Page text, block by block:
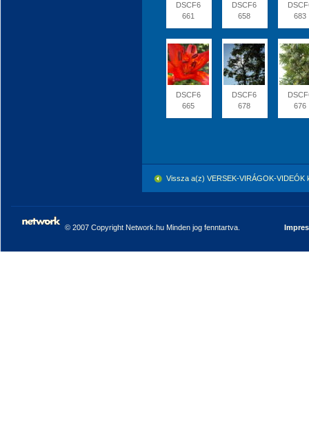
DSCF6
661
DSCF6
658
683
DSCF6
665
DSCF6
678
676
Vissza a(z) VERSEK-VIRÁGOK-
© 2007 Copyright Network.hu Minden jog fenntartva.